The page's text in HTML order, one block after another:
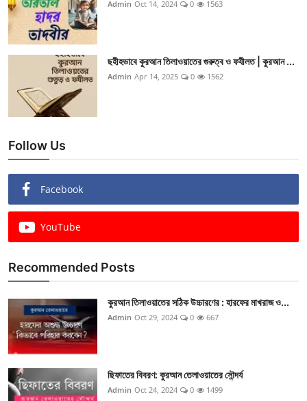
Admin Oct 14, 2024 0 1563
ছহীহভাবে কুরআন তিলাওয়াতের গুরুত্ব ও ফযীলত | কুরআন ...
Admin Apr 14, 2025 0 1562
Follow Us
Facebook
YouTube
Recommended Posts
কুরআন তিলাওয়াতের সঠিক উচ্চারণের : হারফের মাখরাজ ও...
Admin Oct 29, 2024 0 667
ছিফাতের বিবরণ: কুরআন তেলাওয়াতের সৌন্দর্য
Admin Oct 24, 2024 0 1499